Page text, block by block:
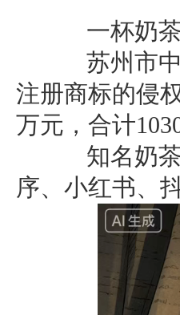
一杯奶茶
苏州市中
注册商标的侵
万元，合计
知名奶茶
序、小红书、